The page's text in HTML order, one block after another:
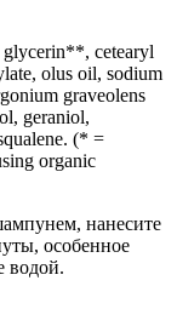
glycerin**, cetearyl
olus oil, sodium
graveolens
geraniol,
(* =
organic
нанесите
особенное
водой.